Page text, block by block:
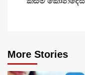
More Stories